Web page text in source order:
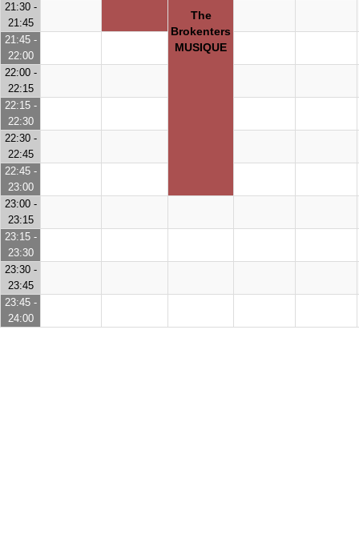
The
Brokenters
MUSIQUE
21:30 -
21:45
21:45 -
22:00
22:00 -
22:15
22:15 -
22:30
22:30 -
22:45
22:45 -
23:00
23:00 -
23:15
23:15 -
23:30
23:30 -
23:45
23:45 -
24:00